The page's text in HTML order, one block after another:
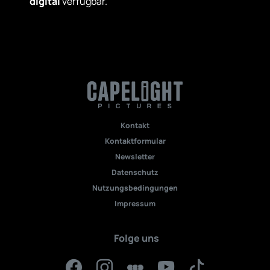
Kontakt
Kontaktformular
Newsletter
Datenschutz
Nutzungsbedingungen
Impressum
Folge uns